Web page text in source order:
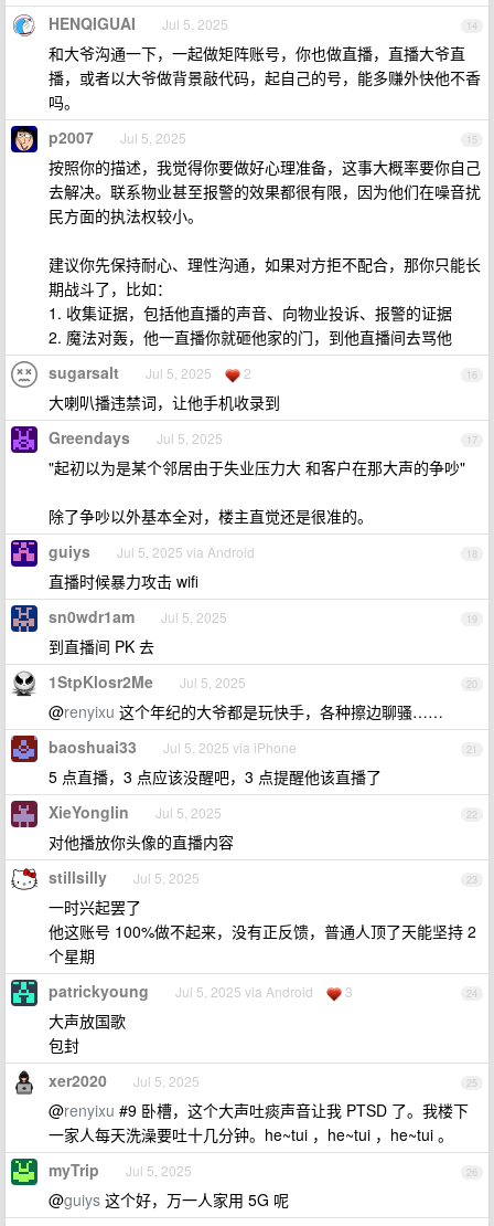
14
HENQIGUAI Jul 5, 2025
和大爷沟通一下，一起做矩阵账号，你也做直播，直播大爷直
播，或者以大爷做背景敲代码，起自己的号，能多赚外快他不香
吗。
15
p2007 Jul 5, 2025
按照你的描述，我觉得你要做好心理准备，这事大概率要你自己
去解决。联系物业甚至报警的效果都很有限，因为他们在噪音扰
民方面的执法权较小。
建议你先保持耐心、理性沟通，如果对方拒不配合，那你只能长
期战斗了，比如：
1. 收集证据，包括他直播的声音、向物业投诉、报警的证据
2. 魔法对轰，他一直播你就砸他家的门，到他直播间去骂他
16
sugarsalt Jul 5, 2025 2
大喇叭播违禁词，让他手机收录到
17
Greendays Jul 5, 2025
"起初以为是某个邻居由于失业压力大 和客户在那大声的争吵"
除了争吵以外基本全对，楼主直觉还是很准的。
18
guiys Jul 5, 2025 via Android
直播时候暴力攻击 wifi
19
sn0wdr1am Jul 5, 2025
到直播间 PK 去
20
1StpKlosr2Me Jul 5, 2025
@renyixu 这个年纪的大爷都是玩快手，各种擦边聊骚……
21
baoshuai33 Jul 5, 2025 via iPhone
5 点直播，3 点应该没醒吧，3 点提醒他该直播了
22
XieYonglin Jul 5, 2025
对他播放你头像的直播内容
23
stillsilly Jul 5, 2025
一时兴起罢了
他这账号 100%做不起来，没有正反馈，普通人顶了天能坚持 2
个星期
24
patrickyoung Jul 5, 2025 via Android 3
大声放国歌
包封
25
xer2020 Jul 5, 2025
@renyixu #9 卧槽，这个大声吐痰声音让我 PTSD 了。我楼下
一家人每天洗澡要吐十几分钟。he~tui ，he~tui ，he~tui 。
26
myTrip Jul 5, 2025
@guiys 这个好，万一人家用 5G 呢